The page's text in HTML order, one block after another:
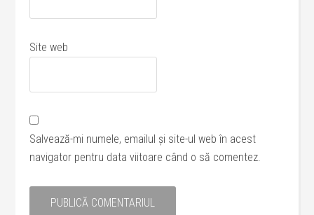
Site web
Salvează-mi numele, emailul și site-ul web în acest
navigator pentru data viitoare când o să comentez.